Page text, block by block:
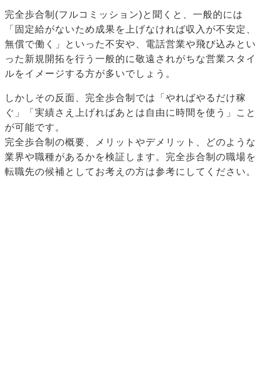
完全歩合制(フルコミッション)と聞くと、一般的には
「固定給がないため成果を上げなければ収入が不安定、
無償で働く」といった不安や、電話営業や飛び込みとい
った新規開拓を行う一般的に敬遠されがちな営業スタイ
ルをイメージする方が多いでしょう。
しかしその反面、完全歩合制では「やればやるだけ稼
ぐ」「実績さえ上げればあとは自由に時間を使う」こと
が可能です。
完全歩合制の概要、メリットやデメリット、どのような
業界や職種があるかを検証します。完全歩合制の職場を
転職先の候補としてお考えの方は参考にしてください。